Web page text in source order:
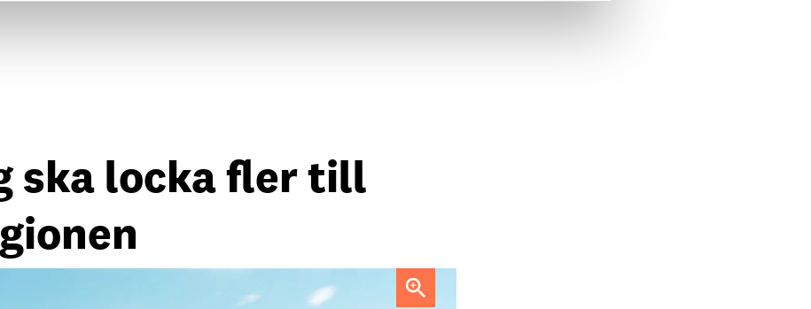
ska locka fler till